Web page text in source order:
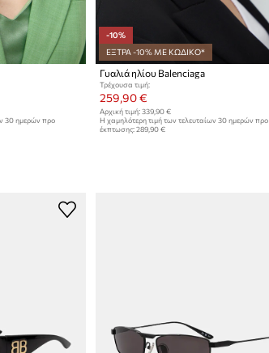
30 ημερών προ
-10%
ΕΞΤΡΑ -10% ΜΕ ΚΩΔΙΚΟ*
Γυαλιά ηλίου Balenciaga
Τρέχουσα τιμή:
259,90 €
Αρχική τιμή: 339,90 €
Η χαμηλότερη τιμή των τελευταίων 30 ημερών προ
έκπτωσης: 289,90 €